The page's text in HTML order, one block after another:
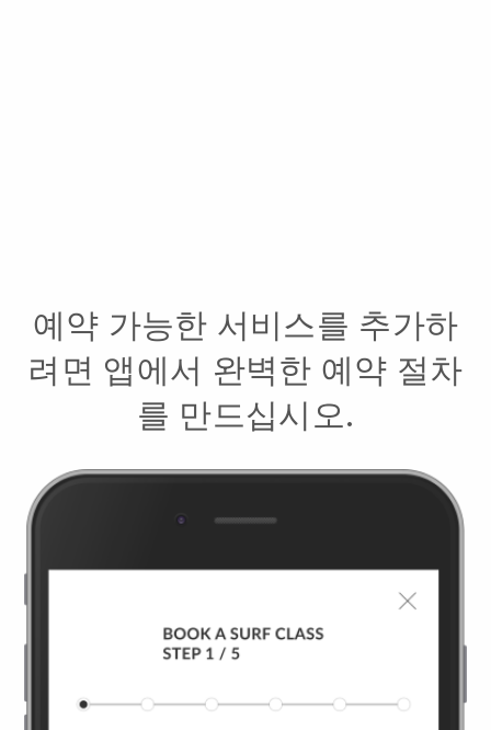
예약 가능한 서비스를 추가하
려면 앱에서 완벽한 예약 절차
를 만드십시오.